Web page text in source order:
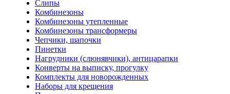
Слипы
Комбинезоны
Комбинезоны утепленные
Комбинезоны трансформеры
Чепчики, шапочки
Пинетки
Нагрудники (слюнявчики), антицарапки
Конверты на выписку, прогулку
Комплекты для новорожденных
Наборы для крещения